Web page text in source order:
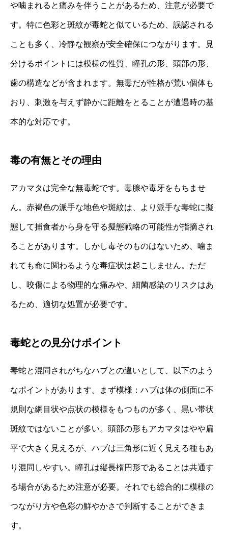
や噛まれると痛みを伴うことがあるため、注意が必要で
す。特に色彩と斑紋が毒蛇と似ているため、誤認される
ことも多く、冷静な観察が安全確保につながります。見
分けるポイントには模様の性質、瞳孔の形、頭部の形、
歯の構造などが含まれます。無毒だが性格が荒い個体も
おり、刺激を与えず静かに距離をとることが遭遇時の基
本的な対応です。
毒の有無とその理由
アカマタは完全な無毒蛇です。毒腺や毒牙をもちませ
ん。赤褐色の派手な地色や斑紋は、より派手な毒蛇に擬
態して捕食者から身を守る擬態戦略の可能性が指摘され
ることがあります。しかし毒そのものはないため、噛ま
れても命に関わるような毒症状は起こしません。ただ
し、咬傷による物理的な痛みや、細菌感染のリスクはあ
るため、適切な処置が必要です。
毒蛇との見分けポイント
毒蛇と混同されがちなハブとの違いとして、以下のよう
なポイントがあります。まず模様：ハブは体の側面に不
規則な網目状や点状の模様をもつものが多く、黒い帯状
斑紋ではないことが多い。頭部の形もアカマタはやや扁
平で大きく見えるが、ハブは三角形に近く見える種もあ
り混同しやすい。瞳孔は縦長楕円形であることは共通す
る場合があるため注意が必要。それでも総合的に模様の
つながり方や色彩の鮮やかさで判断することができま
す。